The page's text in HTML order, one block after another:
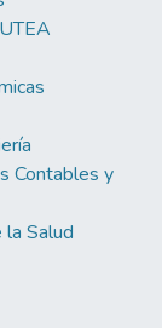
Contables y
la Salud